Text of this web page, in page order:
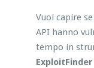
Vuoi capire
API hanno
tempo in
ExploitFinder